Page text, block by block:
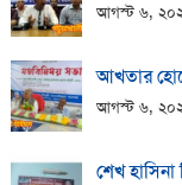
আগস্ট ৬,
আখতার
আগস্ট ৬,
শেখ